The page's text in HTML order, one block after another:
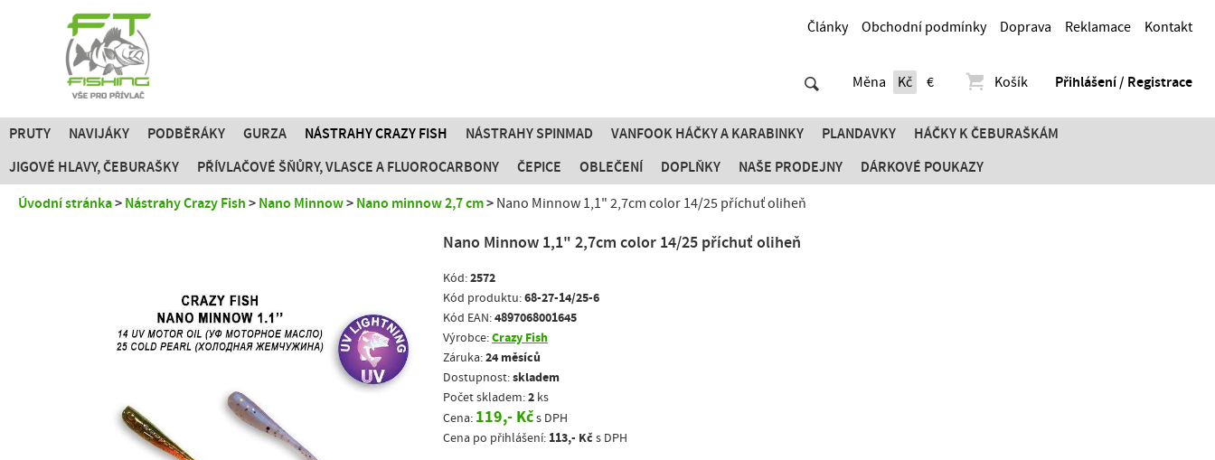
Články Obchodní podmínky Doprava Reklamace Kontakt
Měna Kč € Košík Přihlášení / Registrace
PRUTY NAVIJÁKY PODBĚRÁKY GURZA NÁSTRAHY CRAZY FISH NÁSTRAHY SPINMAD VANFOOK HÁČKY A KARABINKY PLANDAVKY HÁČKY K ČEBURAŠKÁM
JIGOVÉ HLAVY, ČEBURAŠKY PŘÍVLAČOVÉ ŠŇŮRY, VLASCE A FLUOROCARBONY ČEPICE OBLEČENÍ DOPLŇKY NAŠE PRODEJNY DÁRKOVÉ POUKAZY
Úvodní stránka Nástrahy Crazy Fish Nano Minnow Nano minnow 2,7 cm Nano Minnow 1,1" 2,7cm color 14/25 příchuť oliheň
Nano Minnow 1,1" 2,7cm color 14/25 příchuť oliheň
Kód:2572
Kód produktu:68-27-14/25-6
Kód EAN:4897068001645
Výrobce:Crazy Fish
Záruka:24 měsíců
Dostupnost:skladem
Počet skladem:2 ks
Cena: 119,- Kčs DPH
Cena po přihlášení: 113,- Kč s DPH